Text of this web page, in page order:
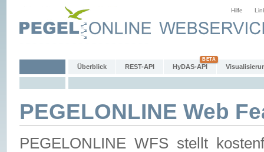
Hilfe
Überblick REST-API HyDAS-API
PEGELONLINE Web
PEGELONLINE WFS stellt